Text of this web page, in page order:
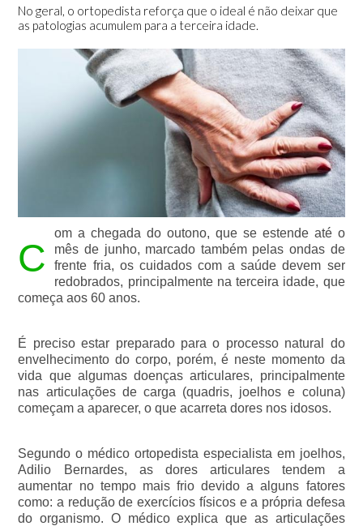
No geral, o ortopedista reforça que o ideal é não deixar que
as patologias acumulem para a terceira idade.
C
om a chegada do outono, que se estende até o
mês de junho, marcado também pelas ondas de
frente fria, os cuidados com a saúde devem ser
redobrados, principalmente na terceira idade, que
começa aos 60 anos.
É preciso estar preparado para o processo natural do
envelhecimento do corpo, porém, é neste momento da
vida que algumas doenças articulares, principalmente
nas articulações de carga (quadris, joelhos e coluna)
começam a aparecer, o que acarreta dores nos idosos.
Segundo o médico ortopedista especialista em joelhos,
Adilio Bernardes, as dores articulares tendem a
aumentar no tempo mais frio devido a alguns fatores
como: a redução de exercícios físicos e a própria defesa
do organismo. O médico explica que as articulações